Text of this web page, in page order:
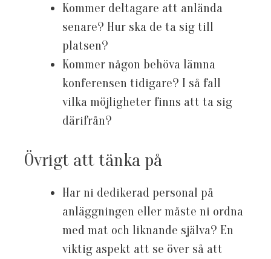
Kommer deltagare att anlända
senare? Hur ska de ta sig till
platsen?
Kommer någon behöva lämna
konferensen tidigare? I så fall
vilka möjligheter finns att ta sig
därifrån?
Övrigt att tänka på
Har ni dedikerad personal på
anläggningen eller måste ni ordna
med mat och liknande själva? En
viktig aspekt att se över så att